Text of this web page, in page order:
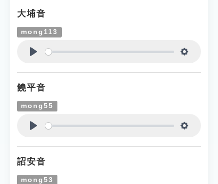
大埔音
mong113
饒平音
mong55
詔安音
mong53